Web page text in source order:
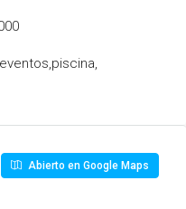
Abierto en Google Maps